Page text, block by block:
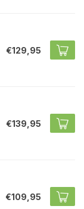
€129,95
€139,95
€109,95